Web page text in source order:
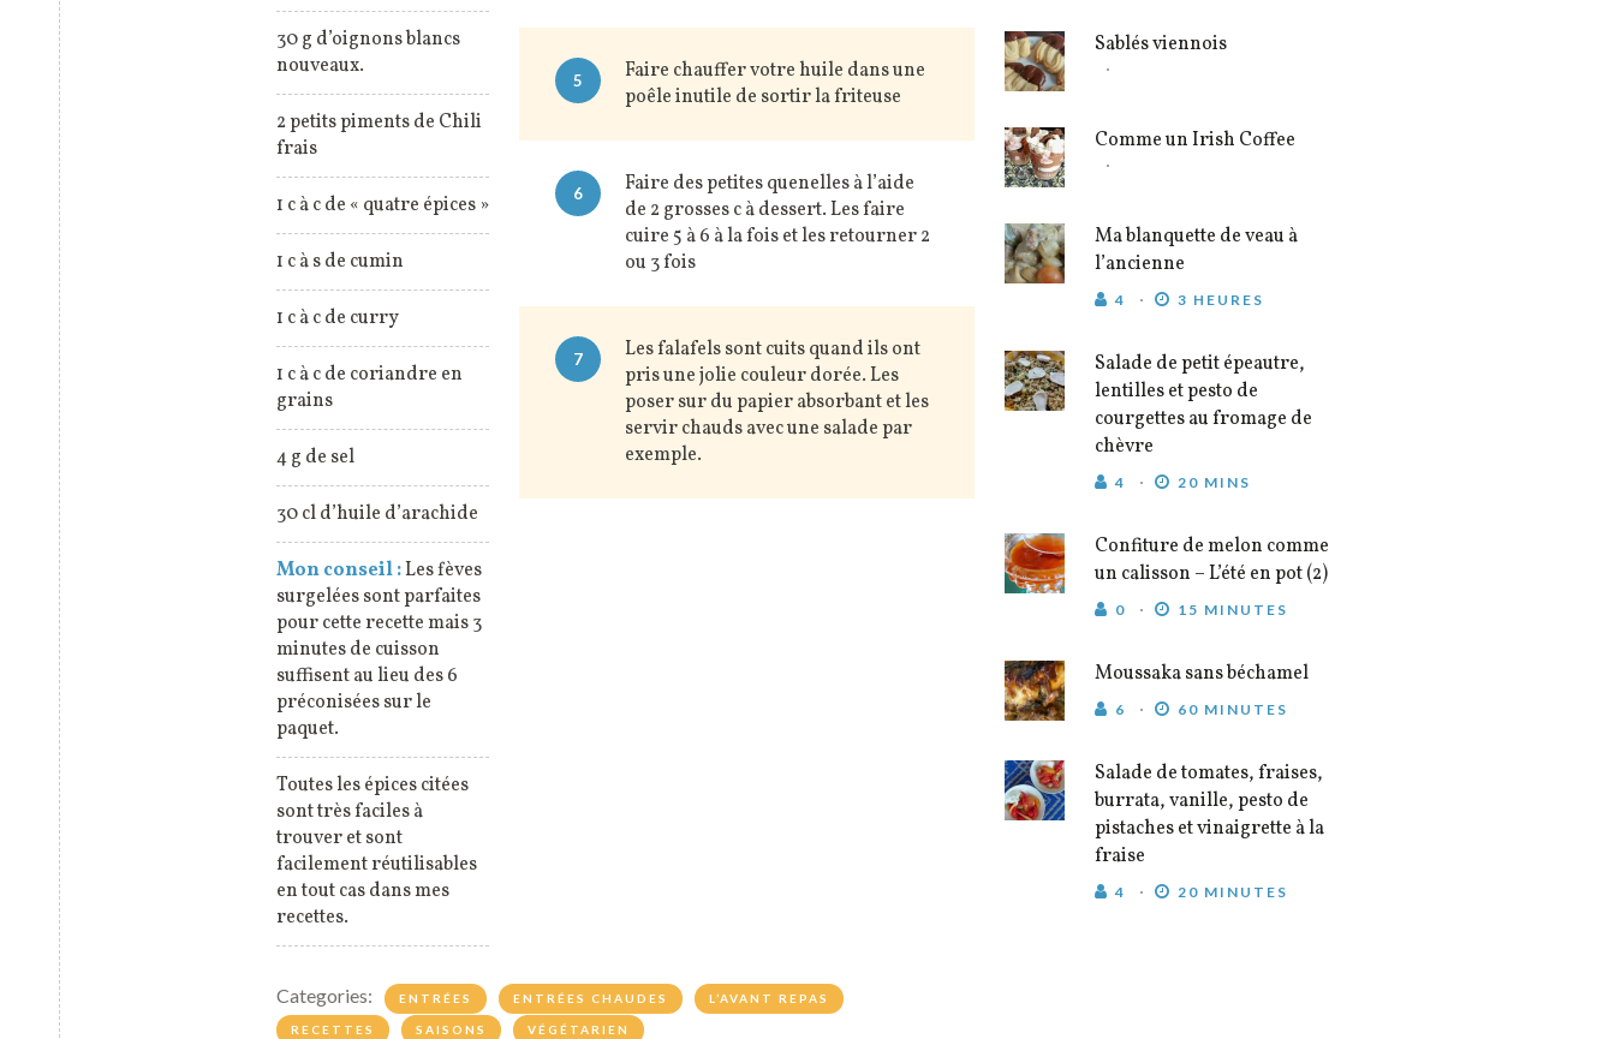
30 g d’oignons blancs
nouveaux.
2 petits piments de Chili
frais
1 c à c de « quatre épices »
1 c à s de cumin
1 c à c de curry
1 c à c de coriandre en
grains
4 g de sel
30 cl d’huile d’arachide
Mon conseil :Les fèves
surgelées sont parfaites
pour cette recette mais 3
minutes de cuisson
suffisent au lieu des 6
préconisées sur le
paquet.
Toutes les épices citées
sont très faciles à
trouver et sont
facilement réutilisables
en tout cas dans mes
recettes.
5
Faire chauffer votre huile dans une
poêle inutile de sortir la friteuse
6
Faire des petites quenelles à l’aide
de 2 grosses c à dessert. Les faire
cuire 5 à 6 à la fois et les retourner 2
ou 3 fois
7
Les falafels sont cuits quand ils ont
pris une jolie couleur dorée. Les
poser sur du papier absorbant et les
servir chauds avec une salade par
exemple.
Categories: ENTRÉES ENTRÉES CHAUDES L’AVANT REPAS
RECETTES SAISONS VÉGÉTARIEN
Sablés viennois
Comme un Irish Coffee
Ma blanquette de veau à
l’ancienne
4 3 HEURES
Salade de petit épeautre,
lentilles et pesto de
courgettes au fromage de
chèvre
4 20 MINS
Confiture de melon comme
un calisson – L’été en pot (2)
0 15 MINUTES
Moussaka sans béchamel
6 60 MINUTES
Salade de tomates, fraises,
burrata, vanille, pesto de
pistaches et vinaigrette à la
fraise
4 20 MINUTES